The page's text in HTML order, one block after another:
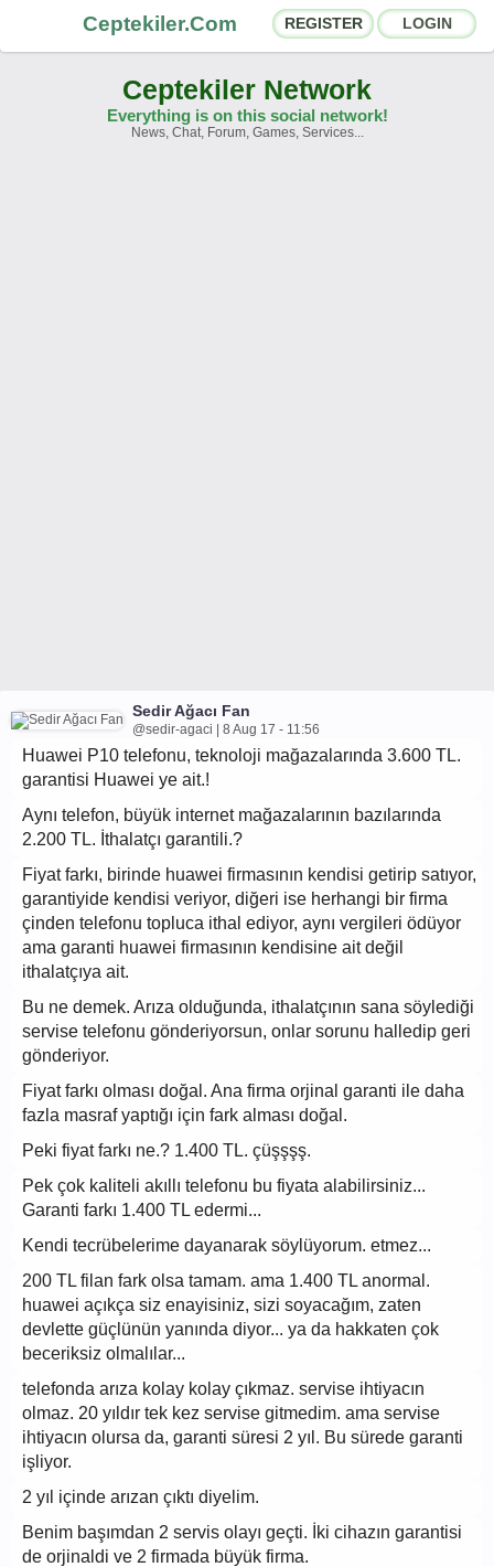
Ceptekiler.Com REGISTER LOGIN
Ceptekiler Network
Everything is on this social network!
News, Chat, Forum, Games, Services...
Sedir Ağacı Fan
@sedir-agaci | 8 Aug 17 - 11:56
Huawei P10 telefonu, teknoloji mağazalarında 3.600 TL.
garantisi Huawei ye ait.!
Aynı telefon, büyük internet mağazalarının bazılarında
2.200 TL. İthalatçı garantili.?
Fiyat farkı, birinde huawei firmasının kendisi getirip satıyor,
garantiyide kendisi veriyor, diğeri ise herhangi bir firma
çinden telefonu topluca ithal ediyor, aynı vergileri ödüyor
ama garanti huawei firmasının kendisine ait değil
ithalatçıya ait.
Bu ne demek. Arıza olduğunda, ithalatçının sana söylediği
servise telefonu gönderiyorsun, onlar sorunu halledip geri
gönderiyor.
Fiyat farkı olması doğal. Ana firma orjinal garanti ile daha
fazla masraf yaptığı için fark alması doğal.
Peki fiyat farkı ne.? 1.400 TL. çüşşşş.
Pek çok kaliteli akıllı telefonu bu fiyata alabilirsiniz...
Garanti farkı 1.400 TL edermi...
Kendi tecrübelerime dayanarak söylüyorum. etmez...
200 TL filan fark olsa tamam. ama 1.400 TL anormal.
huawei açıkça siz enayisiniz, sizi soyacağım, zaten
devlette güçlünün yanında diyor... ya da hakkaten çok
beceriksiz olmalılar...
telefonda arıza kolay kolay çıkmaz. servise ihtiyacın
olmaz. 20 yıldır tek kez servise gitmedim. ama servise
ihtiyacın olursa da, garanti süresi 2 yıl. Bu sürede garanti
işliyor.
2 yıl içinde arızan çıktı diyelim.
Benim başımdan 2 servis olayı geçti. İki cihazın garantisi
de orjinaldi ve 2 firmada büyük firma.